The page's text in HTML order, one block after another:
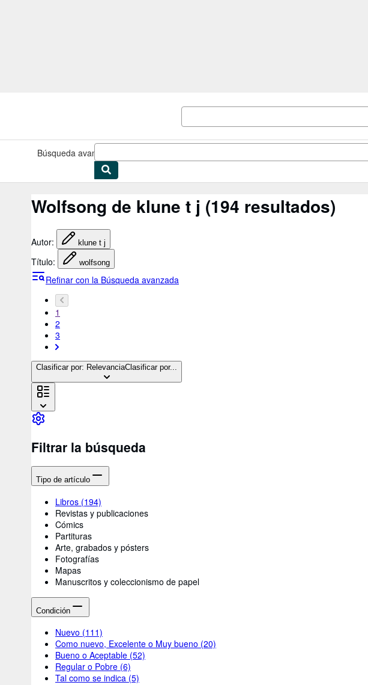
Búsqueda avanzada
Wolfsong de klune t j (194 resultados)
Autor: klune t j
Título: wolfsong
Refinar con la Búsqueda avanzada
1
2
3
Clasificar por: RelevanciaClasificar por...
Filtrar la búsqueda
Tipo de artículo
Libros (194)
Revistas y publicaciones
Cómics
Partituras
Arte, grabados y pósters
Fotografías
Mapas
Manuscritos y coleccionismo de papel
Condición
Nuevo (111)
Como nuevo, Excelente o Muy bueno (20)
Bueno o Aceptable (52)
Regular o Pobre (6)
Tal como se indica (5)